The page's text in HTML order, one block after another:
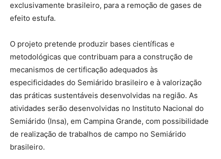
exclusivamente brasileiro, para a remoção de gases de
efeito estufa.
O projeto pretende produzir bases científicas e
metodológicas que contribuam para a construção de
mecanismos de certificação adequados às
especificidades do Semiárido brasileiro e à valorização
das práticas sustentáveis desenvolvidas na região. As
atividades serão desenvolvidas no Instituto Nacional do
Semiárido (Insa), em Campina Grande, com possibilidade
de realização de trabalhos de campo no Semiárido
brasileiro.